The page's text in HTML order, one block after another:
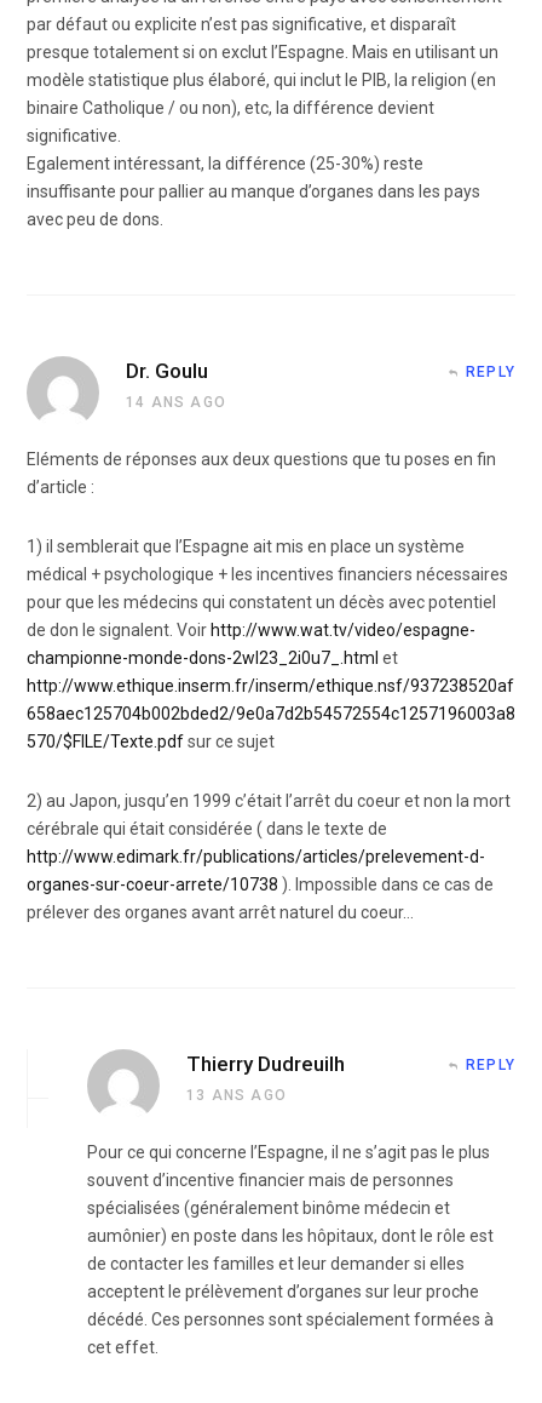
par défaut ou explicite n’est pas significative, et disparaît
presque totalement si on exclut l’Espagne. Mais en utilisant un
modèle statistique plus élaboré, qui inclut le PIB, la religion (en
binaire Catholique / ou non), etc, la différence devient
significative.
Egalement intéressant, la différence (25-30%) reste
insuffisante pour pallier au manque d’organes dans les pays
avec peu de dons.
Dr. Goulu
14 ANS AGO
REPLY
Eléments de réponses aux deux questions que tu poses en fin
d’article :
1) il semblerait que l’Espagne ait mis en place un système
médical + psychologique + les incentives financiers nécessaires
pour que les médecins qui constatent un décès avec potentiel
de don le signalent. Voir http://www.wat.tv/video/espagne-
championne-monde-dons-2wl23_2i0u7_.html et
http://www.ethique.inserm.fr/inserm/ethique.nsf/937238520af
658aec125704b002bded2/9e0a7d2b54572554c1257196003a8
570/$FILE/Texte.pdfsur ce sujet
2) au Japon, jusqu’en 1999 c’était l’arrêt du coeur et non la mort
cérébrale qui était considérée ( dans le texte de
http://www.edimark.fr/publications/articles/prelevement-d-
organes-sur-coeur-arrete/10738 ). Impossible dans ce cas de
prélever des organes avant arrêt naturel du coeur…
Thierry Dudreuilh
13 ANS AGO
REPLY
Pour ce qui concerne l’Espagne, il ne s’agit pas le plus
souvent d’incentive financier mais de personnes
spécialisées (généralement binôme médecin et
aumônier) en poste dans les hôpitaux, dont le rôle est
de contacter les familles et leur demander si elles
acceptent le prélèvement d’organes sur leur proche
décédé. Ces personnes sont spécialement formées à
cet effet.